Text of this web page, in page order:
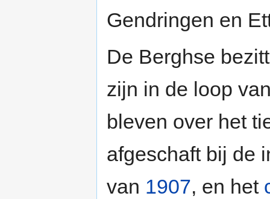
Gendringen en
De Berghse
zijn in de loop
bleven over het
afgeschaft bij de
van 1907, en het